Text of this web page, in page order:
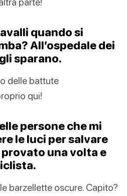
quando si
All’ospedale dei
sparano.
delle battute
qui!
persone che mi
le luci per salvare
provato una volta e
barzellette oscure. Capito?